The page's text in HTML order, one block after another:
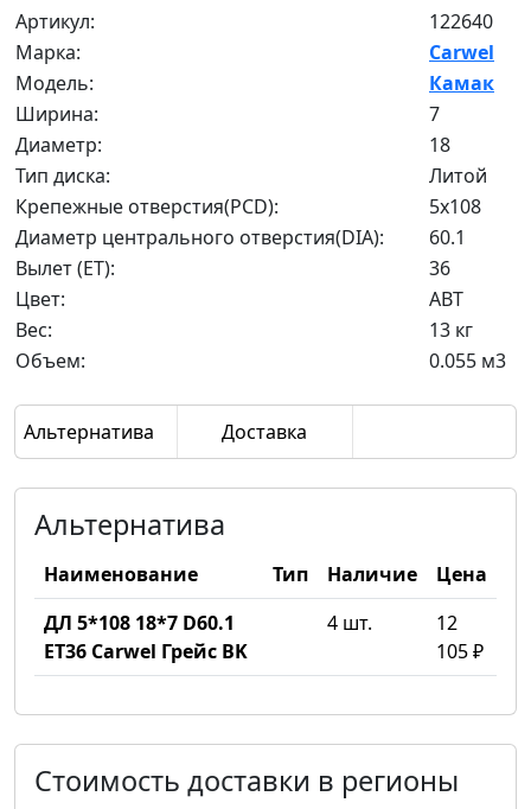
Артикул:
122640
Марка:
Carwel
Модель:
Камак
Ширина:
7
Диаметр:
18
Тип диска:
Литой
Крепежные отверстия(PCD):
5x108
Диаметр центрального отверстия(DIA):
60.1
Вылет (ET):
36
Цвет:
ABT
Вес:
13 кг
Объем:
0.055 м3
Альтернатива Доставка
Альтернатива
Наименование Тип Наличие
Цена
ДЛ 5*108 18*7 D60.1
ET36 Carwel Грейс BK
4 шт.
12
105 ₽
Стоимость доставки в регионы